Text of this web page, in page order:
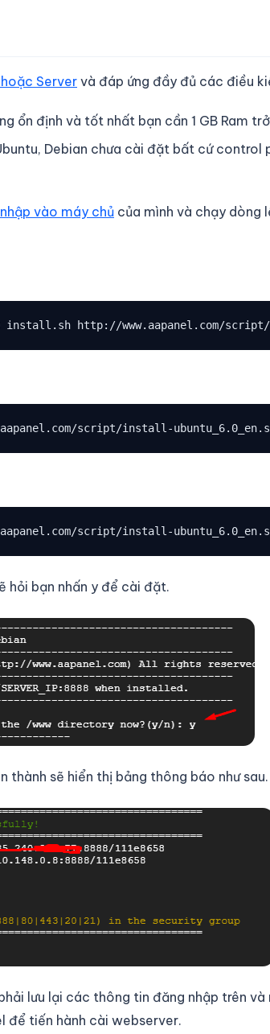
hoặc Server và đáp ứng đầy đủ các điều
ổn định và tốt nhất bạn cần 1 GB Ram
Debian chưa cài đặt bất cứ control
vào máy chủ của mình và chạy dòng
install.sh http://www.aapanel.com/
script/install-
script/install-
hỏi bạn nhấn y để cài đặt.
thành sẽ hiển thị bảng thông báo như sau.
lưu lại các thông tin đăng nhập trên và
để tiến hành cài webserver.